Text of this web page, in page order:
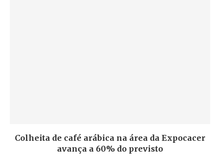
Colheita de café arábica na área da Expocacer
avança a 60% do previsto